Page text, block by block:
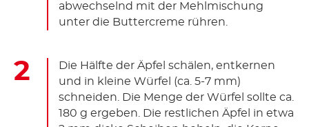
abwechselnd mit der Mehlmischung
unter die Buttercreme rühren.
Die Hälfte der Äpfel schälen, entkernen
und in kleine Würfel (ca. 5-7 mm)
schneiden. Die Menge der Würfel sollte ca.
180 g ergeben. Die restlichen Äpfel in etwa